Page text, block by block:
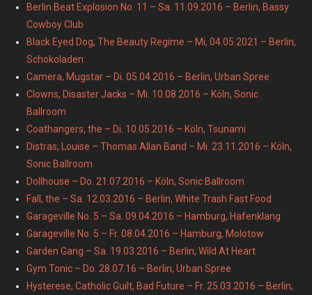
Berlin Beat Explosion No. 11 – Sa. 11.09.2016 – Berlin, Bassy
Cowboy Club
Black Eyed Dog, The Beauty Regime – Mi, 04.05.2021 – Berlin,
Schokoladen
Camera, Mugstar – Di. 05.04.2016 – Berlin, Urban Spree
Clowns, Disaster Jacks – Mi. 10.08.2016 – Köln, Sonic
Ballroom
Coathangers, the – Di. 10.05.2016 – Köln, Tsunami
Distras, Louise – Thomas Allan Band – Mi. 23.11.2016 – Köln,
Sonic Ballroom
Dollhouse – Do. 21.07.2016 – Köln, Sonic Ballroom
Fall, the – Sa. 12.03.2016 – Berlin, White Trash Fast Food
Garageville No. 5 – Sa. 09.04.2016 – Hamburg, Hafenklang
Garageville No. 5 – Fr. 08.04.2016 – Hamburg, Molotow
Garden Gang – Sa. 19.03.2016 – Berlin, Wild At Heart
Gym Tonic – Do. 28.07.16 – Berlin, Urban Spree
Hysterese, Catholic Guilt, Bad Future – Fr. 25.03.2016 – Berlin,